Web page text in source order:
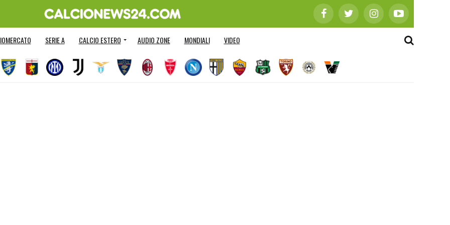
SERIE A CALCIO ESTERO AUDIO ZONE MONDIALI VIDEO